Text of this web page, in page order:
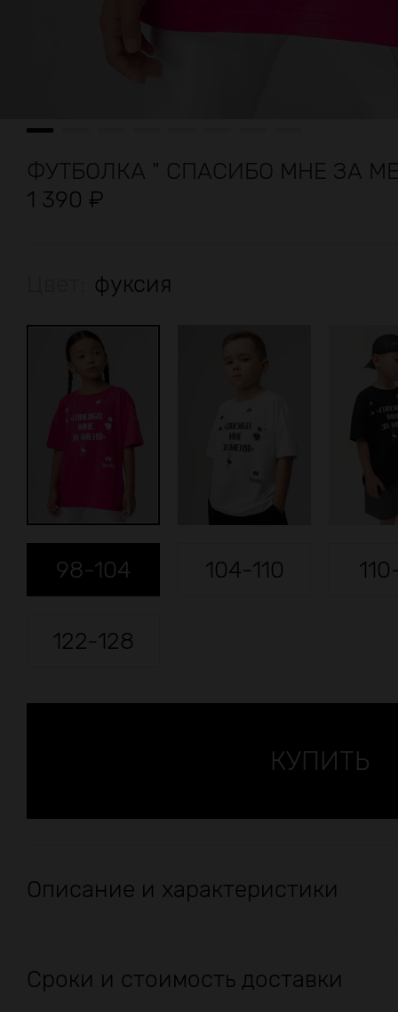
ФУТБОЛКА " СПАСИБО МНЕ ЗА
1 390 ₽
фуксия
98-104 104-110
122-128
Описание и характеристики
Сроки и стоимость доставки